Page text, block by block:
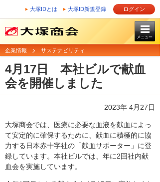
大塚IDとは 大塚ID新規登録 ログイン
メニュー
企業情報 サステナビリティ
4月17日 本社ビルで献血
会を開催しました
2023年 4月27日
大塚商会では、医療に必要な血液を献血によっ
て安定的に確保するために、献血に積極的に協
力する日本赤十字社の「献血サポーター」に登
録しています。本社ビルでは、年に2回社内献
血会を実施しています。